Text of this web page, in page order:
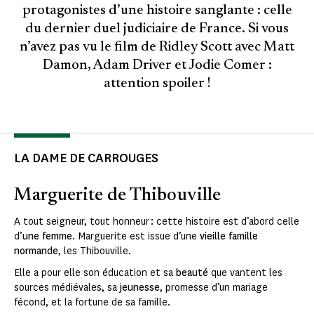
protagonistes d’une histoire sanglante : celle
du dernier duel judiciaire de France. Si vous
n’avez pas vu le film de Ridley Scott avec Matt
Damon, Adam Driver et Jodie Comer :
attention spoiler !
LA DAME DE CARROUGES
Marguerite de Thibouville
A tout seigneur, tout honneur : cette histoire est d’abord celle
d’une femme. Marguerite est issue d’une vieille famille
normande, les Thibouville.
Elle a pour elle son éducation et sa beauté que vantent les
sources médiévales, sa jeunesse, promesse d’un mariage
fécond, et la fortune de sa famille.